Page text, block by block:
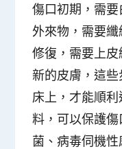
傷口初期，需
外來物，需要
修復，需要上
新的皮膚，這
床上，才能順利
料，可以保護
菌、病毒伺機